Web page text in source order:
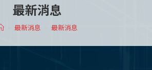
最新消息
最新消息 最新消息